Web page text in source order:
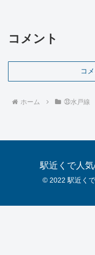
コメント
コ
ホーム ㉝水戸線
駅近くで人
© 2022 駅近く